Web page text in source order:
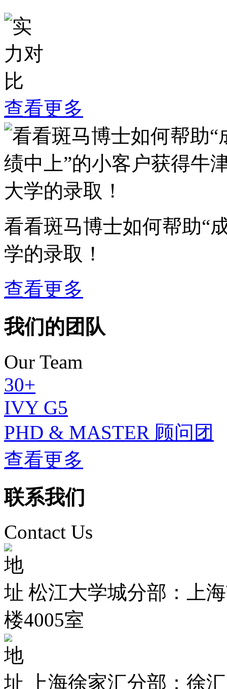
查看更多
看看斑马博士如何帮助“
学的录取！
查看更多
我们的团队
Our Team
30+
IVY G5
PHD & MASTER 顾问团
查看更多
联系我们
Contact Us
松江大学城分部：上
楼4005室
上海徐家汇分部：徐